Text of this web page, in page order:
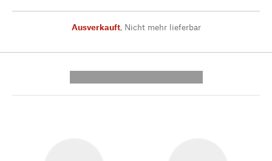
Ausverkauft, Nicht mehr lieferbar